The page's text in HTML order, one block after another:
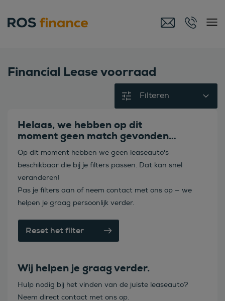
Financial Lease voorraad
Filteren
Helaas, we hebben op dit
moment geen match gevonden…
Op dit moment hebben we geen leaseauto's
beschikbaar die bij je filters passen. Dat kan snel
veranderen!
Pas je filters aan of neem contact met ons op — we
helpen je graag persoonlijk verder.
Reset het filter
Wij helpen je graag verder.
Hulp nodig bij het vinden van de juiste leaseauto?
Neem direct contact met ons op.